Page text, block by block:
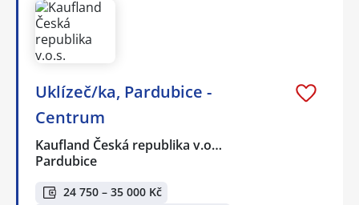
Uklízeč/ka, Pardubice -
Centrum
Kaufland Česká republika v.o…
Pardubice
24 750 – 35 000 Kč